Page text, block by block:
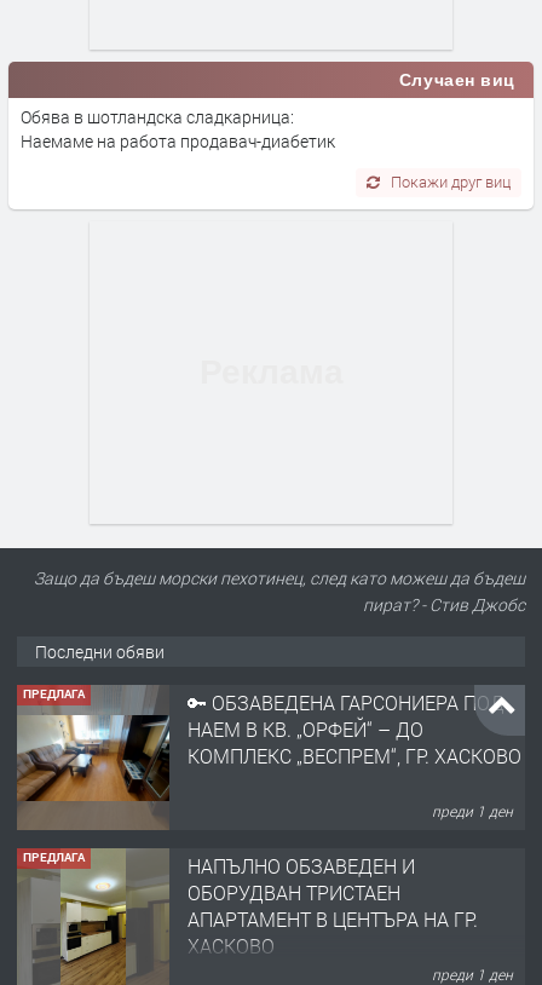
Случаен виц
Обява в шотландска сладкарница:
Наемаме на работа продавач-диабетик
Покажи друг виц
Защо да бъдеш морски пехотинец, след като можеш да бъдеш
пират? - Стив Джобс
Последни обяви
ПРЕДЛАГА
🔑 ОБЗАВЕДЕНА ГАРСОНИЕРА ПОД
НАЕМ В КВ. „ОРФЕЙ“ – ДО
КОМПЛЕКС „ВЕСПРЕМ“, ГР. ХАСКОВО
преди 1 ден
ПРЕДЛАГА
НАПЪЛНО ОБЗАВЕДЕН И
ОБОРУДВАН ТРИСТАЕН
АПАРТАМЕНТ В ЦЕНТЪРА НА ГР.
ХАСКОВО
преди 1 ден